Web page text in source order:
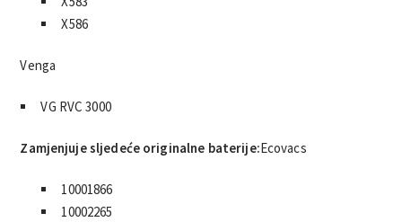
X586
Venga
VG RVC 3000
Zamjenjuje sljedeće originalne baterije:Ecovacs
10001866
10002265